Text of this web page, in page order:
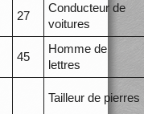
27
Conducteur de
voitures
45
Homme de
lettres
Tailleur de pierres